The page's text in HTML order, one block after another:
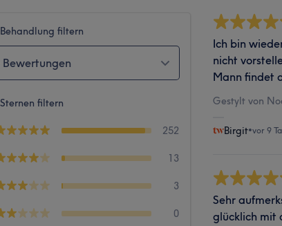
filtern
Bewertungen
filtern
252
13
3
0
Ich bin
nicht
Mann findet
Gestylt von
Birgit•vor 9
Sehr
glücklich mit